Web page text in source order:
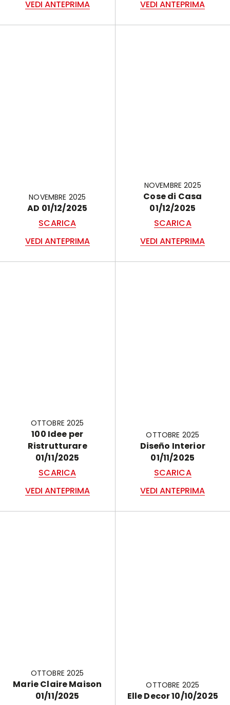
VEDI ANTEPRIMA VEDI ANTEPRIMA
NOVEMBRE 2025
AD 01/12/2025
SCARICA
VEDI ANTEPRIMA
NOVEMBRE 2025
Cose di Casa
01/12/2025
SCARICA
VEDI ANTEPRIMA
OTTOBRE 2025
100 Idee per
Ristrutturare
01/11/2025
SCARICA
VEDI ANTEPRIMA
OTTOBRE 2025
Diseño Interior
01/11/2025
SCARICA
VEDI ANTEPRIMA
OTTOBRE 2025
Marie Claire Maison
01/11/2025
OTTOBRE 2025
Elle Decor 10/10/2025